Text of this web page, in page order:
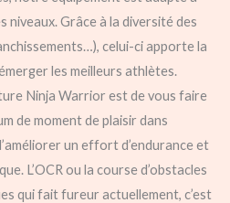
niveaux. Grâce à la diversité des
celui-ci apporte la
les meilleurs athlètes.
Ninja Warrior est de vous faire
de moment de plaisir dans
un effort d’endurance et
L’OCR ou la course d’obstacles
qui fait fureur actuellement, c’est